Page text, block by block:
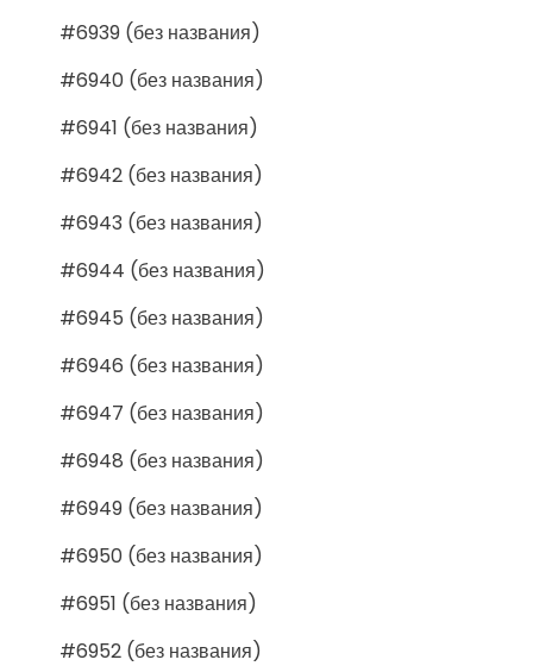
#6939 (без названия)
#6940 (без названия)
#6941 (без названия)
#6942 (без названия)
#6943 (без названия)
#6944 (без названия)
#6945 (без названия)
#6946 (без названия)
#6947 (без названия)
#6948 (без названия)
#6949 (без названия)
#6950 (без названия)
#6951 (без названия)
#6952 (без названия)